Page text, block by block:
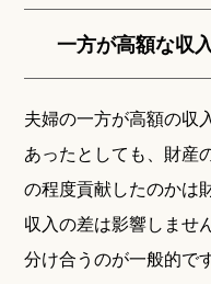
一方が高額な収
夫婦の一方が高額の収
あったとしても、財産
の程度貢献したのかは
収入の差は影響しませ
分け合うのが一般的です